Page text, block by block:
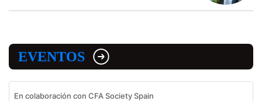
EVENTOS
En colaboración con CFA Society Spain